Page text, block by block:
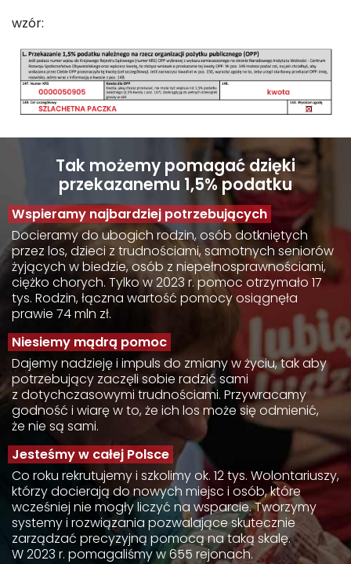
wzór:
Tak możemy pomagać dzięki
przekazanemu 1,5% podatku
Wspieramy najbardziej potrzebujących
Docieramy do ubogich rodzin, osób dotkniętych
przez los, dzieci z trudnościami, samotnych seniorów
żyjących w biedzie, osób z niepełnosprawnościami,
ciężko chorych. Tylko w 2023 r. pomoc otrzymało 17
tys. Rodzin, łączna wartość pomocy osiągnęła
prawie 74 mln zł.
Niesiemy mądrą pomoc
Dajemy nadzieję i impuls do zmiany w życiu, tak aby
potrzebujący zaczęli sobie radzić sami
z dotychczasowymi trudnościami. Przywracamy
godność i wiarę w to, że ich los może się odmienić,
że nie są sami.
Jesteśmy w całej Polsce
Co roku rekrutujemy i szkolimy ok. 12 tys. Wolontariuszy,
którzy docierają do nowych miejsc i osób, które
wcześniej nie mogły liczyć na wsparcie. Tworzymy
systemy i rozwiązania pozwalające skutecznie
zarządzać precyzyjną pomocą na taką skalę.
W 2023 r. pomagaliśmy w 655 rejonach.